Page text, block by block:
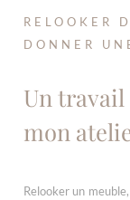
RELOOKER
DONNER
Un travail
mon
Relooker un